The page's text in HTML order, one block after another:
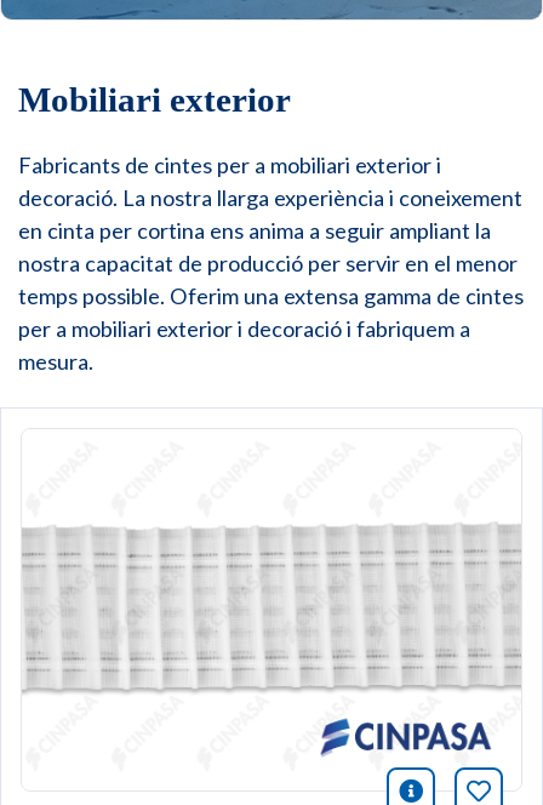
Mobiliari exterior
Fabricants de cintes per a mobiliari exterior i
decoració. La nostra llarga experiència i coneixement
en cinta per cortina ens anima a seguir ampliant la
nostra capacitat de producció per servir en el menor
temps possible. Oferim una extensa gamma de cintes
per a mobiliari exterior i decoració i fabriquem a
mesura.
icono